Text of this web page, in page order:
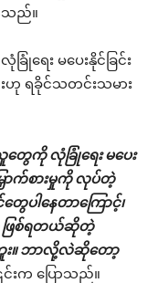
သည်။
ြုံရေး မပေးနိုင်ခြင်း
င်းဟု ရခိုင်သတင်းသမား
တွေကို လုံခြုံရေး မပေး
ာက်စားမှုကို လုပ်တဲ့
ေပါနေတာကြောင့်၊
ဖြစ်ရတယ်ဆိုတဲ့
း။ ဘာလို့လဲဆိုတော့
းက ပြောသည်။